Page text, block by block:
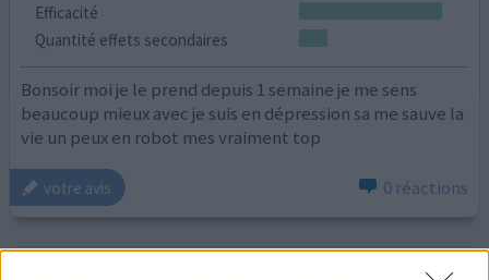
Efficacité
Quantité effets secondaires
Bonsoir moi je le prend depuis 1 semaine je me sens
beaucoup mieux avec je suis en dépression sa me sauve la
vie un peux en robot mes vraiment top
votre avis 0 réactions